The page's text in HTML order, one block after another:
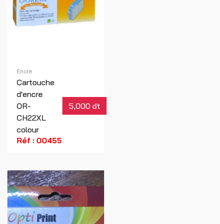
Encre
Cartouche
d'encre
OR-
CH22XL
colour
5,000 dt
Réf : 00455